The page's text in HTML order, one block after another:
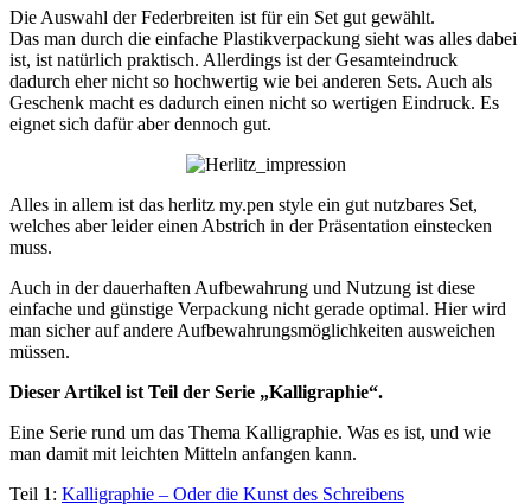
Die Auswahl der Federbreiten ist für ein Set gut gewählt.
Das man durch die einfache Plastikverpackung sieht was alles dabei
ist, ist natürlich praktisch. Allerdings ist der Gesamteindruck
dadurch eher nicht so hochwertig wie bei anderen Sets. Auch als
Geschenk macht es dadurch einen nicht so wertigen Eindruck. Es
eignet sich dafür aber dennoch gut.
Alles in allem ist das herlitz my.pen style ein gut nutzbares Set,
welches aber leider einen Abstrich in der Präsentation einstecken
muss.
Auch in der dauerhaften Aufbewahrung und Nutzung ist diese
einfache und günstige Verpackung nicht gerade optimal. Hier wird
man sicher auf andere Aufbewahrungsmöglichkeiten ausweichen
müssen.
Dieser Artikel ist Teil der Serie „Kalligraphie“.
Eine Serie rund um das Thema Kalligraphie. Was es ist, und wie
man damit mit leichten Mitteln anfangen kann.
Teil 1: Kalligraphie – Oder die Kunst des Schreibens